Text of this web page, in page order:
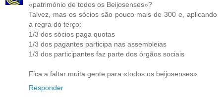
«património de todos os Beijosenses»?
Talvez, mas os sócios são pouco mais de 300 e, aplicando
a regra do terço:
1/3 dos sócios paga quotas
1/3 dos pagantes participa nas assembleias
1/3 dos participantes faz parte dos órgãos sociais
Fica a faltar muita gente para «todos os beijosenses»
Responder